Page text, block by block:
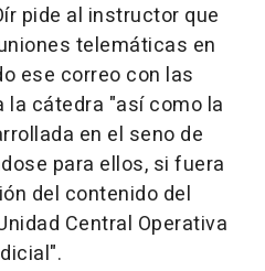
pide al instructor que
telemáticas en
ese correo con las
cátedra "así como la
en el seno de
para ellos, si fuera
del contenido del
Central Operativa